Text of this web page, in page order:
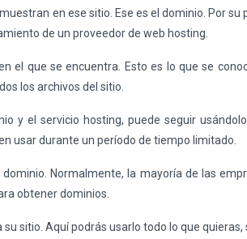
en ese sitio. Ese es el dominio. Por su
de un proveedor de web hosting.
el que se encuentra. Esto es lo que se
los archivos del sitio.
y el servicio hosting, puede seguir
usar durante un período de tiempo limitado.
Normalmente, la mayoría de las
obtener dominios.
sitio. Aquí podrás usarlo todo lo que quieras,